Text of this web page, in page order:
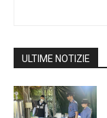
ULTIME NOTIZIE